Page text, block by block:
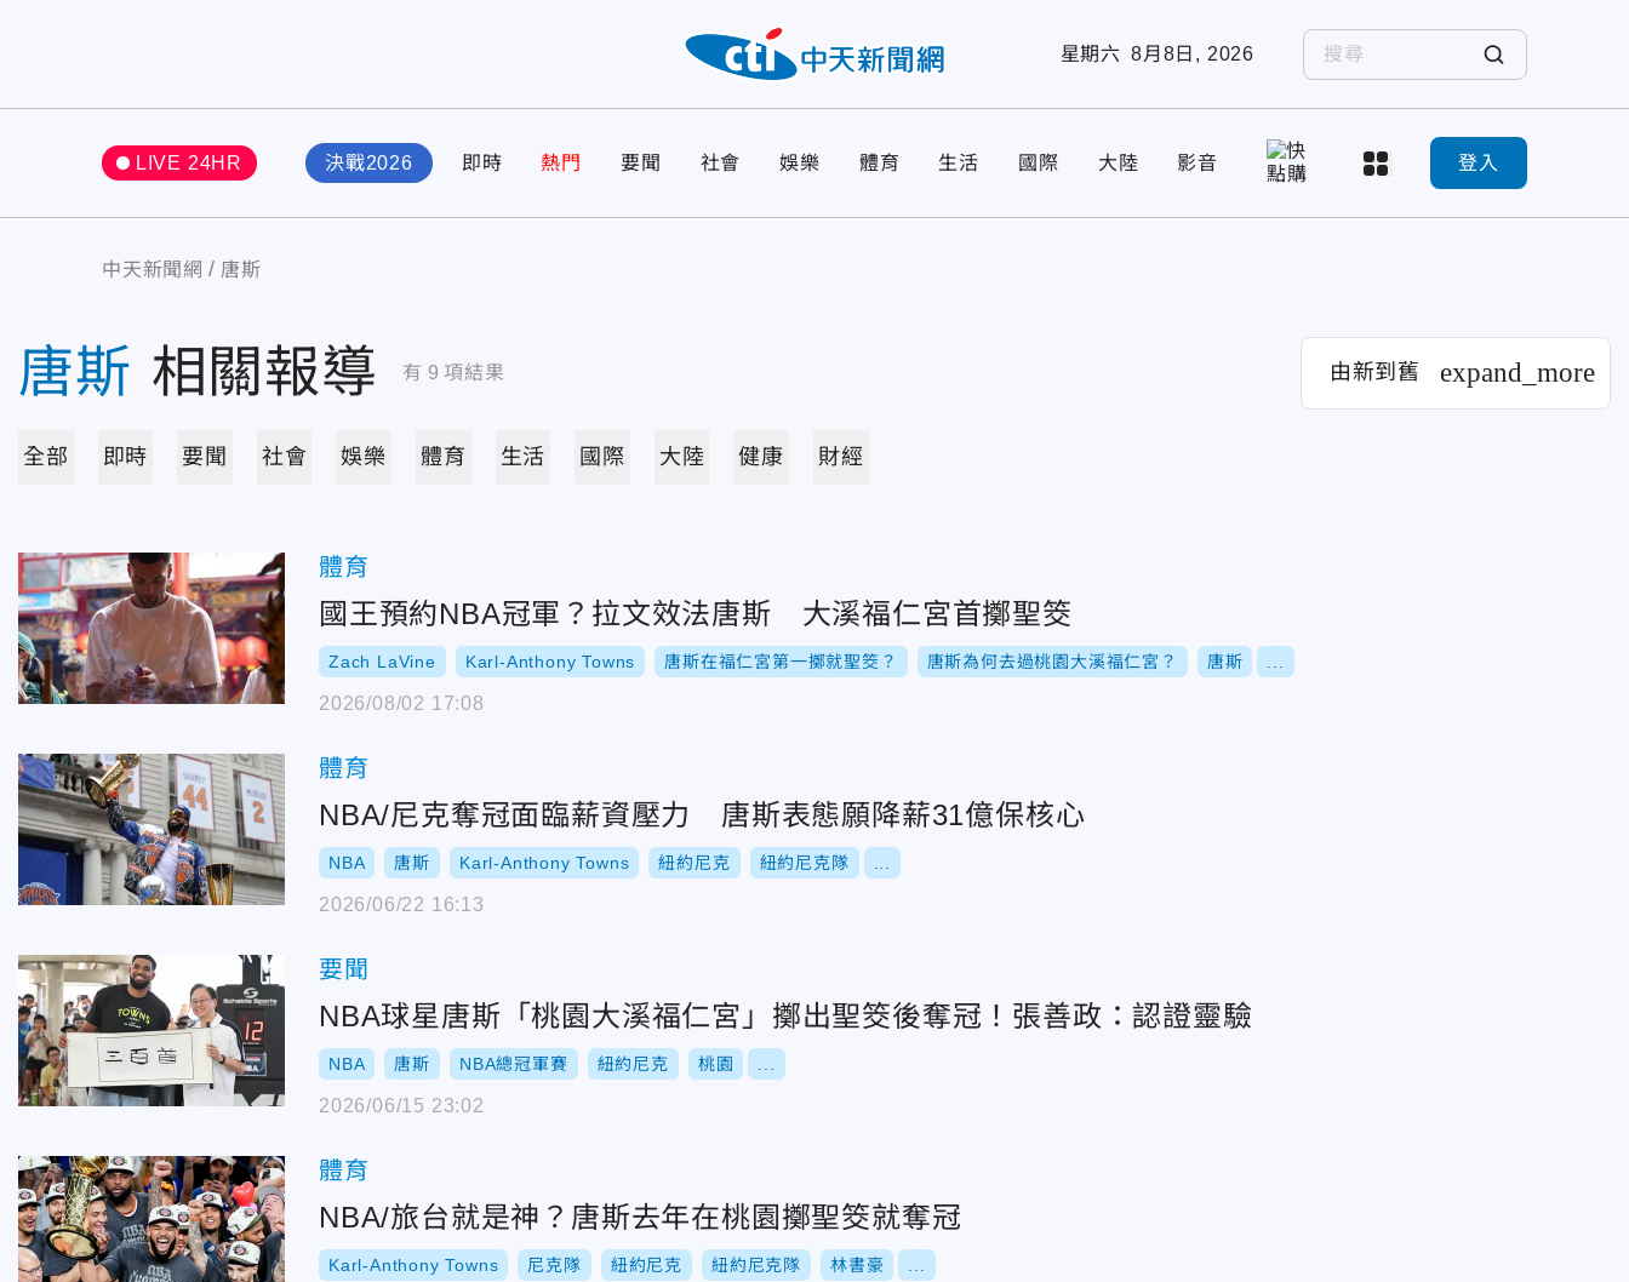
星期六 8月8日, 2026
LIVE 24HR 決戰2026 即時 熱門 要聞 社會 娛樂 體育 生活 國際 大陸 影音 登入
中天新聞網 唐斯
唐斯 相關報導 有 9 項結果 由新到舊 expand_more
全部 即時 要聞 社會 娛樂 體育 生活 國際 大陸 健康 財經
體育
國王預約NBA冠軍？拉文效法唐斯 大溪福仁宮首擲聖筊
Zach LaVine Karl-Anthony Towns 唐斯在福仁宮第一擲就聖筊？ 唐斯為何去過桃園大溪福仁宮？ 唐斯
2026/08/02 17:08
體育
NBA/尼克奪冠面臨薪資壓力 唐斯表態願降薪31億保核心
NBA 唐斯 Karl-Anthony Towns 紐約尼克 紐約尼克隊
2026/06/22 16:13
要聞
NBA球星唐斯「桃園大溪福仁宮」擲出聖筊後奪冠！張善政：認證靈驗
NBA 唐斯 NBA總冠軍賽 紐約尼克 桃園
2026/06/15 23:02
體育
NBA/旅台就是神？唐斯去年在桃園擲聖筊就奪冠
Karl-Anthony Towns 尼克隊 紐約尼克 紐約尼克隊 林書豪